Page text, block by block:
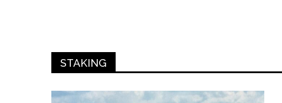
STAKING